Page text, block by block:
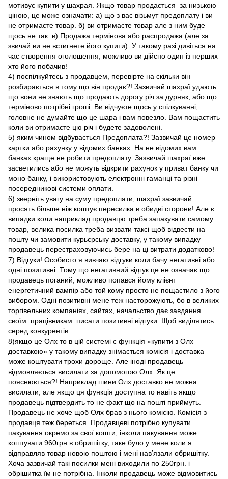
мотивує купити у шахрая. Якщо товар продається за низькою
ціною, це може означати: а) що з вас візьмут предоплату і ви
не отримаєте товар. б) ви отримаєте товар але з ним буде
щось не так. в) Продажа термінова або распродажа (але за
звичай ви не встигнете його купити). У такому разі дивіться на
час створення оголошення, можливо ви дійсно один із перших
хто його побачив!
4) поспілкуйтесь з продавцем, перевірте на скільки він
розбирається в тому що він продає?! Зазвичай шахраї удають
що вони не знають що продають дорогу річ за дурняк, або що
терміново потрібні гроші. Ви відчуєте щось у спілкуванні,
головне не думайте що це шара і вам повезло. Вам пощастить
коли ви отримаєте цю річ і будете задоволені.
5) яким чином відбувається Предоплата?! Зазвичай це номер
картки або рахунку у відомих банках. На не відомих вам
банках краще не робити предоплату. Зазвичай шахраї вже
засветились або не можуть відкрити рахунок у приват банку чи
моно банку, і використовують електронні гаманці та різні
посередникові системи оплати.
6) зверніть увагу на суму предоплати, шахраї зазвичай
просять більше ніж коштує пересилка в обидві сторони! Але є
випадки коли наприклад продавцю треба запакувати самому
товар, велика посилка треба визвати таксі щоб відвести на
пошту чи замовити курьєрську доставку, у такому випадку
продавець перестраховуючись бере на ці витрати додатково!
7) Відгуки! Особисто я вивчаю відгуки коли бачу негативні або
одні позитивні. Тому що негативний відгук це не означає що
продавець поганий, можливо попався йому клієнт
енергетичний вампір або той кому просто не пощастило з його
вибором. Одні позитивні мене теж насторожують, бо в великих
торгівельних компаніях, сайтах, начальство дає завдання
своїм працівникам писати позитивні відгуки. Щоб виділятись
серед конкурентів.
8)якщо це Олх то в цій системі є функція «купити з Олх
доставкою» у такому випадку знімається комісія і доставка
може коштувати трохи дороще. Але іноді продавець
відмовляється висилати за допомогою Олх. Як це
пояснюється?! Наприклад шини Олх доставко не можна
висилати, але якщо ця функція доступна то навіть якщо
продавець підтвердить то не факт що на пошті приймуть.
Продавець не хоче щоб Олх брав з нього комісію. Комісія з
продавця теж береться. Продавцеві потрібно купувати
пакування окремо за свої кошти, інколи пакування може
коштувати 960грн в обришітку, таке було у мене коли я
відправляв товар новою поштою і мені нав’язали обришітку.
Хоча зазвичай такі посилки мені виходили по 250грн. і
обрішитка їм не потрібна. Інколи продавець може відмовитись